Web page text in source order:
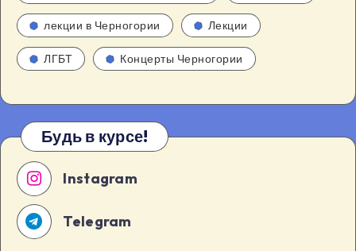
лекции в Черногории Лекции
ЛГБТ Концерты Черногории
Будь в курсе!
Instagram
Telegram